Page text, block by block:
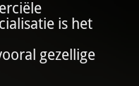
is het
gezellige